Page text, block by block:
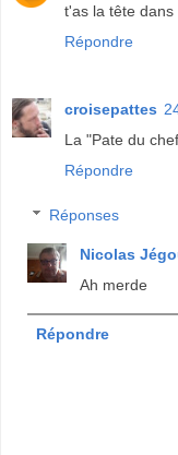
t'as la tête dans
Répondre
croisepattes
La "Pate du
Répondre
Réponses
Nicolas
Ah merde
Répondre